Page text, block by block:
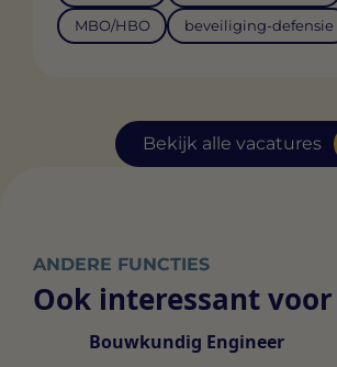
Bekijk alle vacatures
MBO/HBO beveiliging-defensie
ANDERE FUNCTIES
Ook interessant
Bouwkundig Engineer